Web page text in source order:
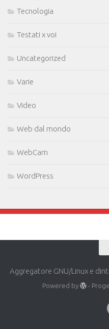
Tecnologia
Testati x voi
Uncategorized
Varie
Video
Web dal mondo
WebCam
WordPress
Aggregatore GNU/Linux e
Powered by -